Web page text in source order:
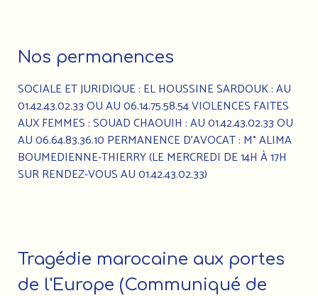
Nos permanences
SOCIALE ET JURIDIQUE : EL HOUSSINE SARDOUK : AU
01.42.43.02.33 OU AU 06.14.75.58.54 VIOLENCES FAITES
AUX FEMMES : SOUAD CHAOUIH : AU 01.42.43.02.33 OU
AU 06.64.83.36.10 PERMANENCE D’AVOCAT : M° ALIMA
BOUMEDIENNE-THIERRY (LE MERCREDI DE 14H À 17H
SUR RENDEZ-VOUS AU 01.42.43.02.33)
Tragédie marocaine aux portes
de l'Europe (Communiqué de